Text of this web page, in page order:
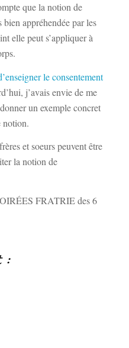
que la notion de
bien appréhendée par les
elle peut s’appliquer à
le consentement
j’avais envie de me
un exemple concret
notion.
et soeurs peuvent être
la notion de
FRATRIE des 6
: